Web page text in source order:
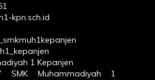
kpn.sch.id
1 Kepanjen
SMK Muhammadiyah 1